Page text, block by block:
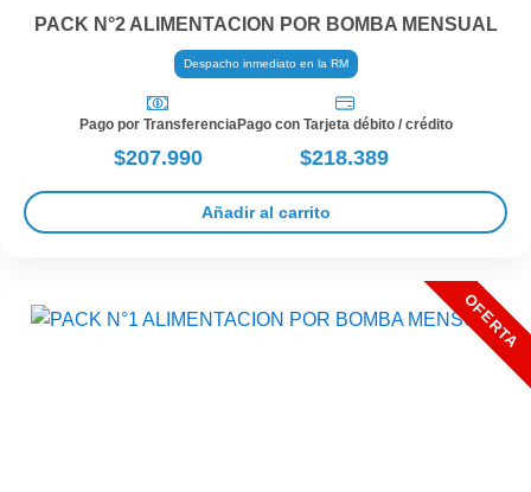
PACK N°2 ALIMENTACION POR BOMBA MENSUAL
Despacho inmediato en la RM
Pago por Transferencia
$207.990
Pago con Tarjeta débito / crédito
$218.389
Añadir al carrito